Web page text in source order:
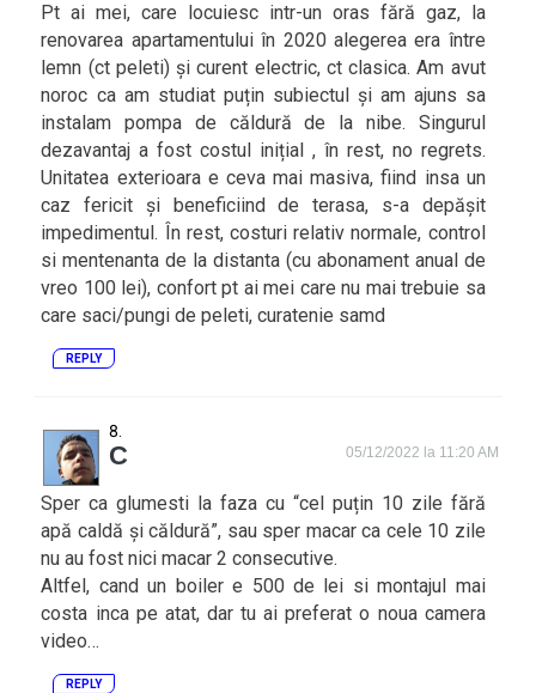
Pt ai mei, care locuiesc intr-un oras fără gaz, la
renovarea apartamentului în 2020 alegerea era între
lemn (ct peleti) și curent electric, ct clasica. Am avut
noroc ca am studiat puțin subiectul și am ajuns sa
instalam pompa de căldură de la nibe. Singurul
dezavantaj a fost costul inițial , în rest, no regrets.
Unitatea exterioara e ceva mai masiva, fiind insa un
caz fericit și beneficiind de terasa, s-a depășit
impedimentul. În rest, costuri relativ normale, control
si mentenanta de la distanta (cu abonament anual de
vreo 100 lei), confort pt ai mei care nu mai trebuie sa
care saci/pungi de peleti, curatenie samd
REPLY
C 05/12/2022 la 11:20 AM
Sper ca glumesti la faza cu “cel puțin 10 zile fără
apă caldă și căldură”, sau sper macar ca cele 10 zile
nu au fost nici macar 2 consecutive.
Altfel, cand un boiler e 500 de lei si montajul mai
costa inca pe atat, dar tu ai preferat o noua camera
video…
REPLY